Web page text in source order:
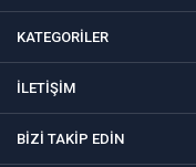
KATEGORILER
İLETIŞIM
BIZI TAKIP EDIN